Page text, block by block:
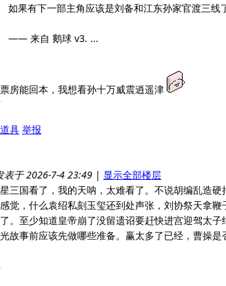
如果有下一部主角应该是刘备和江东孙家官渡三
—— 来自 鹅球 v3. ...
房能回本，我想看孙十万威震逍遥津
具 举报
表于 2026-7-4 23:49 | 显示全部楼层
三国看了，我的天呐，太难看了。不说胡编乱造
觉，什么袁绍私刻玉玺还到处声张，刘协祭天拿
。至少知道皇帝崩了没留遗诏要赶快进宫迎驾太
故事前应该先做哪些准备。赢太多了已经，曹操